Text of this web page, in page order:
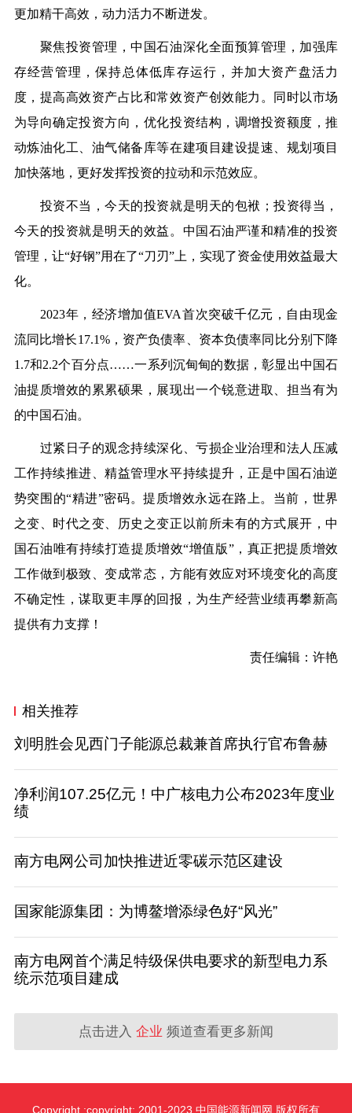
更加精干高效，动力活力不断迸发。
聚焦投资管理，中国石油深化全面预算管理，加强库
存经营管理，保持总体低库存运行，并加大资产盘活力
度，提高高效资产占比和常效资产创效能力。同时以市场
为导向确定投资方向，优化投资结构，调增投资额度，推
动炼油化工、油气储备库等在建项目建设提速、规划项目
加快落地，更好发挥投资的拉动和示范效应。
投资不当，今天的投资就是明天的包袱；投资得当，
今天的投资就是明天的效益。中国石油严谨和精准的投资
管理，让“好钢”用在了“刀刃”上，实现了资金使用效益最大
化。
2023年，经济增加值EVA首次突破千亿元，自由现金
流同比增长17.1%，资产负债率、资本负债率同比分别下降
1.7和2.2个百分点……一系列沉甸甸的数据，彰显出中国石
油提质增效的累累硕果，展现出一个锐意进取、担当有为
的中国石油。
过紧日子的观念持续深化、亏损企业治理和法人压减
工作持续推进、精益管理水平持续提升，正是中国石油逆
势突围的“精进”密码。提质增效永远在路上。当前，世界
之变、时代之变、历史之变正以前所未有的方式展开，中
国石油唯有持续打造提质增效“增值版”，真正把提质增效
工作做到极致、变成常态，方能有效应对环境变化的高度
不确定性，谋取更丰厚的回报，为生产经营业绩再攀新高
提供有力支撑！
责任编辑：许艳
相关推荐
刘明胜会见西门子能源总裁兼首席执行官布鲁赫
净利润107.25亿元！中广核电力公布2023年度业
绩
南方电网公司加快推进近零碳示范区建设
国家能源集团：为博鳌增添绿色好“风光”
南方电网首个满足特级保供电要求的新型电力系
统示范项目建成
点击进入 企业 频道查看更多新闻
Copyright :copyright: 2001-2023 中国能源新闻网 版权所有